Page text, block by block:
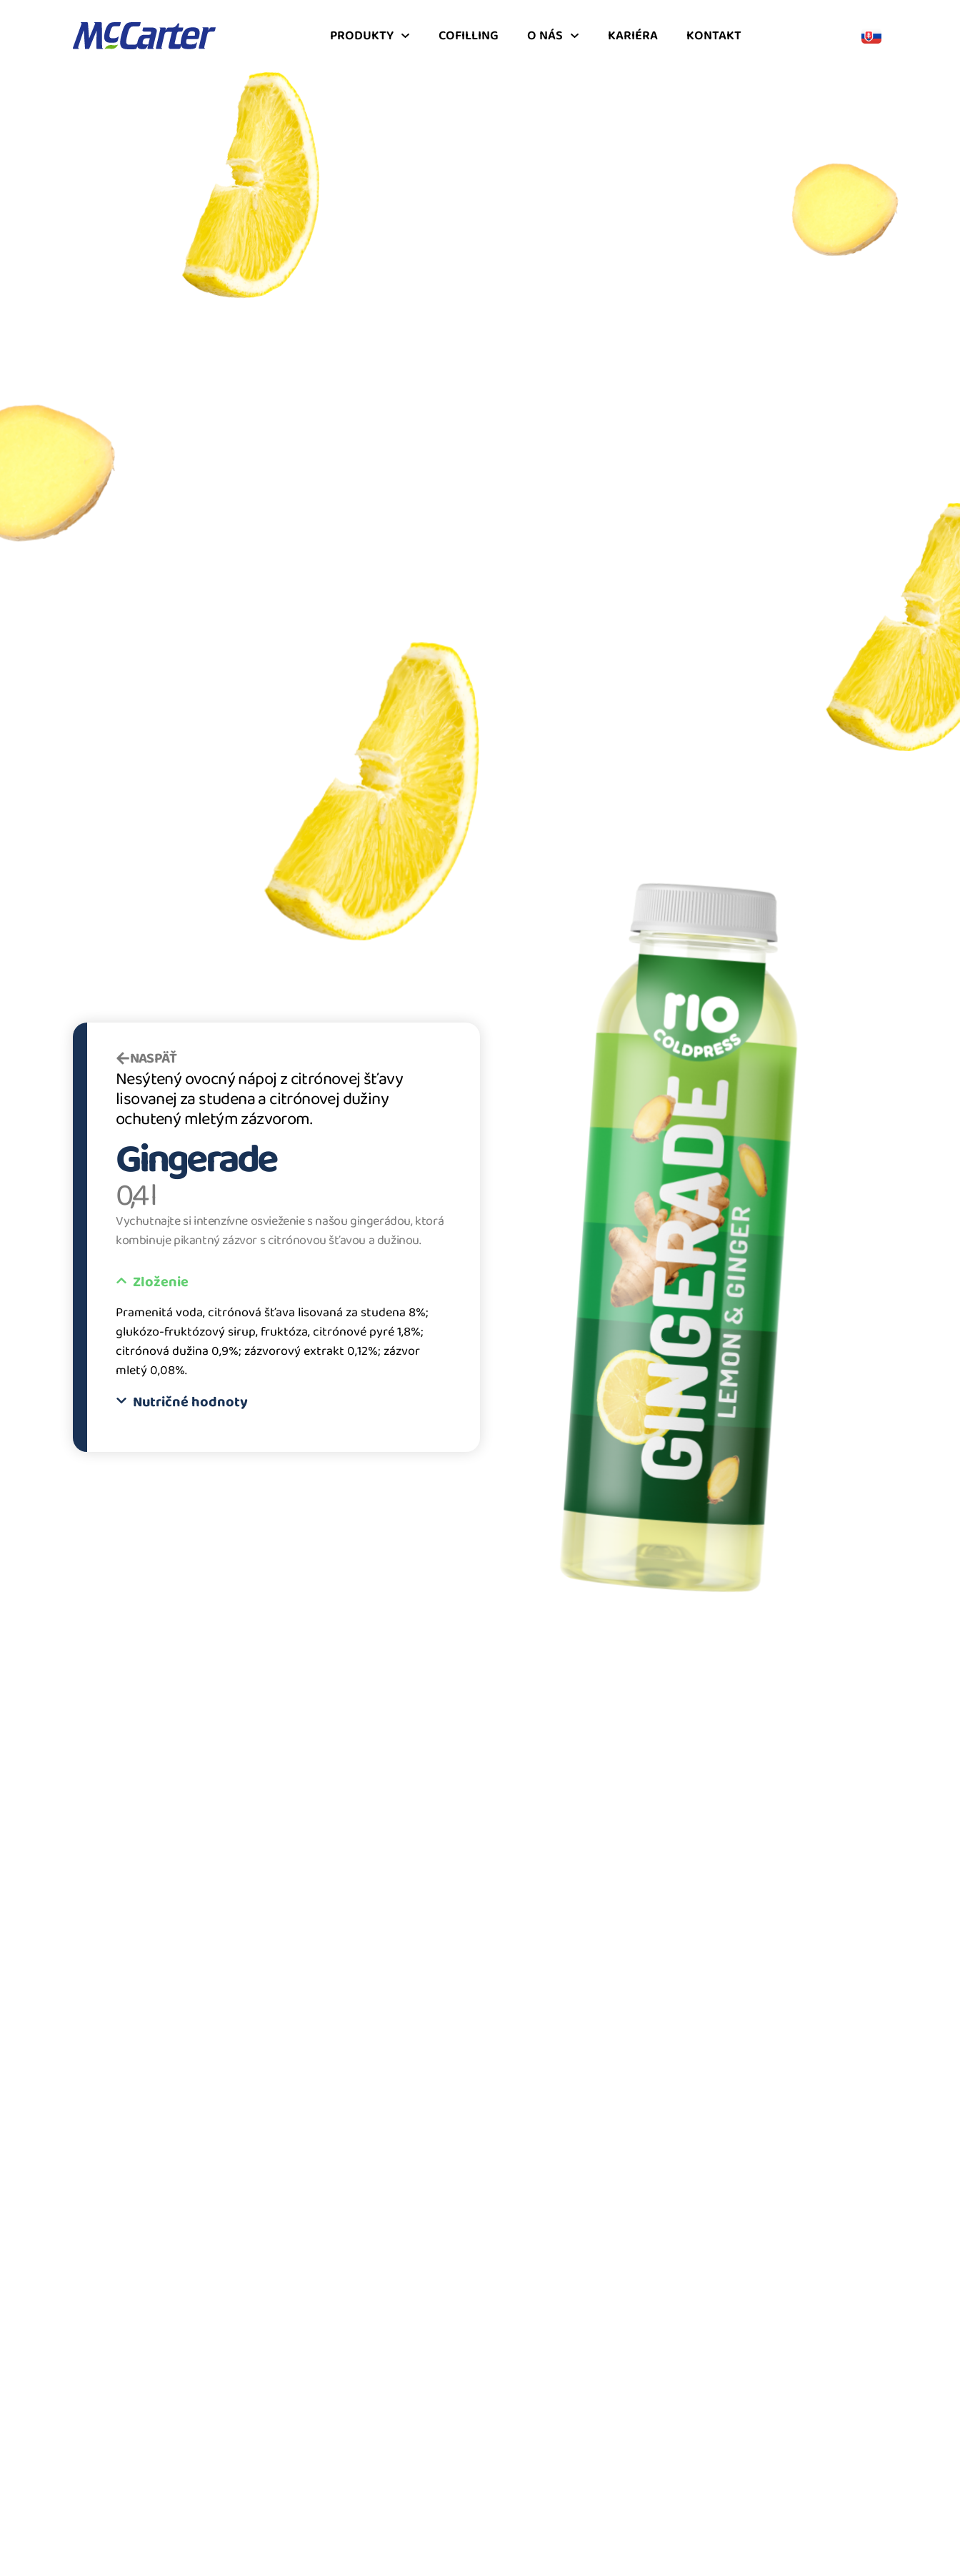
PRODUKTY COFILLING O NÁS KARIÉRA KONTAKT
NASPÄŤ
Nesýtený ovocný nápoj z citrónovej šťavy
lisovanej za studena a citrónovej dužiny
ochutený mletým zázvorom.
Gingerade
0,4 l
Vychutnajte si intenzívne osvieženie s našou gingerádou, ktorá
kombinuje pikantný zázvor s citrónovou šťavou a dužinou.
Zloženie
Pramenitá voda, citrónová šťava lisovaná za studena 8%;
glukózo-fruktózový sirup, fruktóza, citrónové pyré 1,8%;
citrónová dužina 0,9%; zázvorový extrakt 0,12%; zázvor
mletý 0,08%.
Nutričné hodnoty